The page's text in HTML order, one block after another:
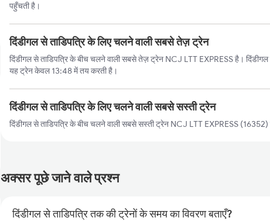
पहुँचती है।
दिंडीगल से ताडिपत्रि के लिए चलने वाली सबसे तेज़ ट्रेन
दिंडीगल से ताडिपत्रि के बीच चलने वाली सबसे तेज़ ट्रेन NCJ LTT EXPRESS है। दिंडीगल
यह ट्रेन केवल 13:48 में तय करती है।
दिंडीगल से ताडिपत्रि के लिए चलने वाली सबसे सस्ती ट्रेन
दिंडीगल से ताडिपत्रि के बीच चलने वाली सबसे सस्ती ट्रेन NCJ LTT EXPRESS
अक्सर पूछे जाने वाले प्रश्न
दिंडीगल से ताडिपत्रि तक की ट्रेनों के समय का विवरण बताएँ?